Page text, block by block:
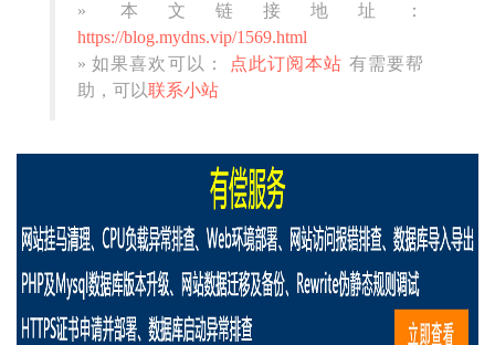
» 本文链接地址：
https://blog.mydns.vip/1569.html
» 如果喜欢可以：
点此订阅本站 有需要帮
助，可以联系小站